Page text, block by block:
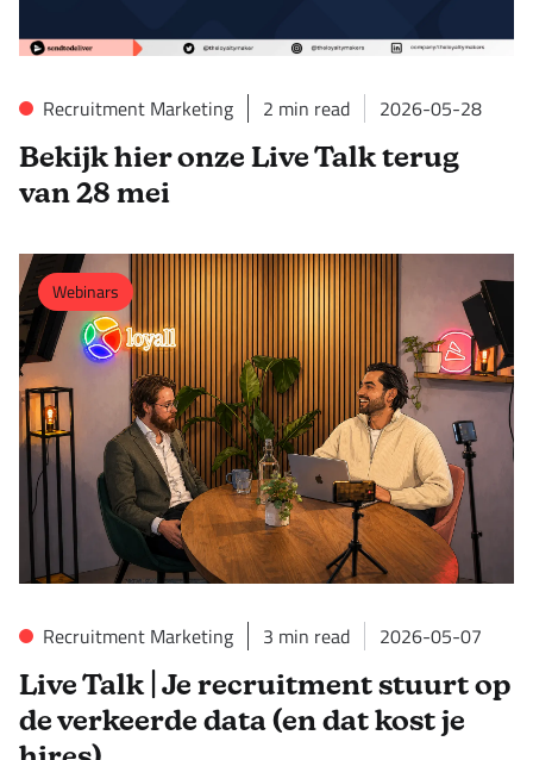
Recruitment Marketing 2 min read 2026-05-28
Bekijk hier onze Live Talk terug
van 28 mei
Webinars
Recruitment Marketing 3 min read 2026-05-07
Live Talk | Je recruitment stuurt op
de verkeerde data (en dat kost je